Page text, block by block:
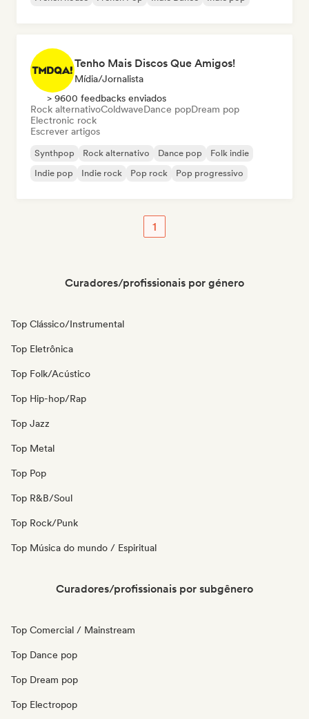
Tenho Mais Discos Que Amigos!
Mídia/Jornalista
> 9600 feedbacks enviados
Rock alternativoColdwaveDance popDream pop
Electronic rock
Escrever artigos
Synthpop Rock alternativo Dance pop
Folk indie
Indie pop
Indie rock Pop rock Pop progressivo
1
Curadores/profissionais por género
Top Clássico/Instrumental
Top Eletrônica
Top Folk/Acústico
Top Hip-hop/Rap
Top Jazz
Top Metal
Top Pop
Top R&B/Soul
Top Rock/Punk
Top Música do mundo / Espiritual
Curadores/profissionais por subgênero
Top Comercial / Mainstream
Top Dance pop
Top Dream pop
Top Electropop